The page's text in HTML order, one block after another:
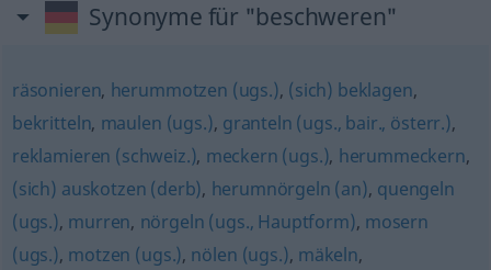
Synonyme für "beschweren"
räsonieren, herummotzen (ugs.), (sich) beklagen,
bekritteln, maulen (ugs.), granteln (ugs., bair., österr.),
reklamieren (schweiz.), meckern (ugs.), herummeckern,
(sich) auskotzen (derb), herumnörgeln (an), quengeln
(ugs.), murren, nörgeln (ugs., Hauptform), mosern
(ugs.), motzen (ugs.), nölen (ugs.), mäkeln,